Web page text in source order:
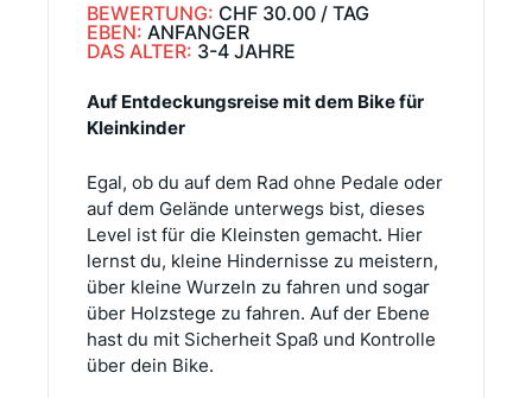
BEWERTUNG: CHF 30.00 / TAG
EBEN: ANFANGER
DAS ALTER: 3-4 JAHRE
Auf Entdeckungsreise mit dem Bike für
Kleinkinder
Egal, ob du auf dem Rad ohne Pedale oder
auf dem Gelände unterwegs bist, dieses
Level ist für die Kleinsten gemacht. Hier
lernst du, kleine Hindernisse zu meistern,
über kleine Wurzeln zu fahren und sogar
über Holzstege zu fahren. Auf der Ebene
hast du mit Sicherheit Spaß und Kontrolle
über dein Bike.